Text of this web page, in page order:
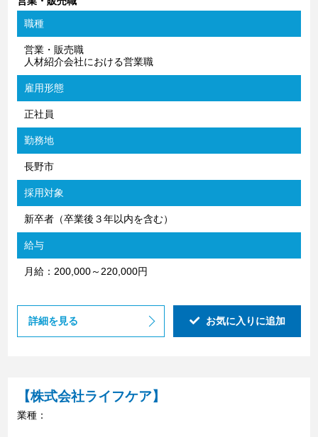
職種
営業・販売職
人材紹介会社における営業職
雇用形態
正社員
勤務地
長野市
採用対象
新卒者（卒業後３年以内を含む）
給与
月給：200,000～220,000円
詳細を見る お気に入りに追加
【株式会社ライフケア】
業種：